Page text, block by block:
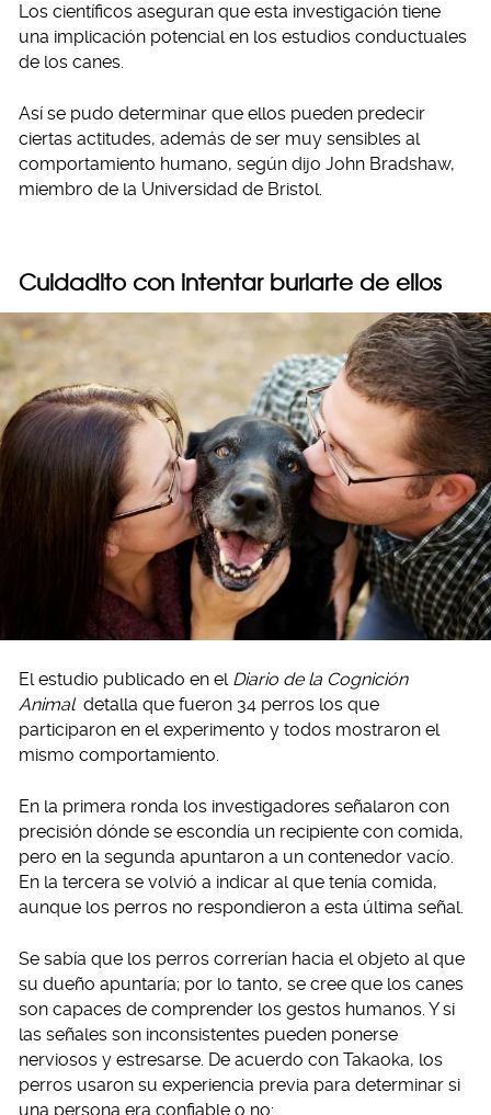
Los científicos aseguran que esta investigación tiene
una implicación potencial en los estudios conductuales
de los canes.
Así se pudo determinar que ellos pueden predecir
ciertas actitudes, además de ser muy sensibles al
comportamiento humano, según dijo John Bradshaw,
miembro de la Universidad de Bristol.
Cuidadito con intentar burlarte de ellos
El estudio publicado en elDiario de la Cognición
Animal detalla que fueron 34 perros los que
participaron en el experimento y todos mostraron el
mismo comportamiento.
En la primera ronda los investigadores señalaron con
precisión dónde se escondía un recipiente con comida,
pero en la segunda apuntaron a un contenedor vacío.
En la tercera se volvió a indicar al que tenía comida,
aunque los perros no respondieron a esta última señal.
Se sabía que los perros correrían hacia el objeto al que
su dueño apuntaría; por lo tanto, se cree que los canes
son capaces de comprender los gestos humanos. Y si
las señales son inconsistentes pueden ponerse
nerviosos y estresarse. De acuerdo con Takaoka, los
perros usaron su experiencia previa para determinar si
una persona era confiable o no: